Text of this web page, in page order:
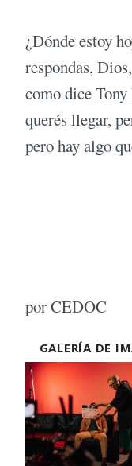
¿Dónde estoy
respondas,
como dice Tony
querés llegar,
pero hay algo
por CEDOC
GALERÍA DE